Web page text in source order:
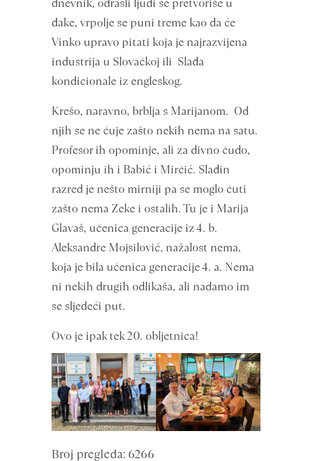
đake, vrpolje se puni treme kao da će
Vinko upravo pitati koja je najrazvijena
industrija u Slovačkoj ili Slađa
kondicionale iz engleskog.
Krešo, naravno, brblja s Marijanom. Od
njih se ne čuje zašto nekih nema na satu.
Profesor ih opominje, ali za divno čudo,
opominju ih i Babić i Mirčić. Slađin
razred je nešto mirniji pa se moglo čuti
zašto nema Zeke i ostalih. Tu je i Marija
Glavaš, učenica generacije iz 4. b.
Aleksandre Mojsilović, nažalost nema,
koja je bila učenica generacije 4. a. Nema
ni nekih drugih odlikaša, ali nadamo im
se sljedeći put.
Ovo je ipak tek 20. obljetnica!
Broj pregleda: 6266